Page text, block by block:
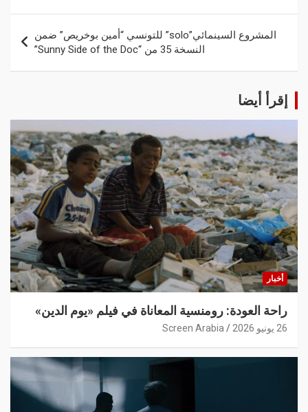
المشروع السينمائي”solo” للتونسي “أمين بوخريص” ضمن
النسخة 35 من “Sunny Side of the Doc”
إقرأ أيضا
أخبار
راحة العودة: رومنسية المعاناة في فيلم «يوم الدين»
26 يونيو 2026 Screen Arabia